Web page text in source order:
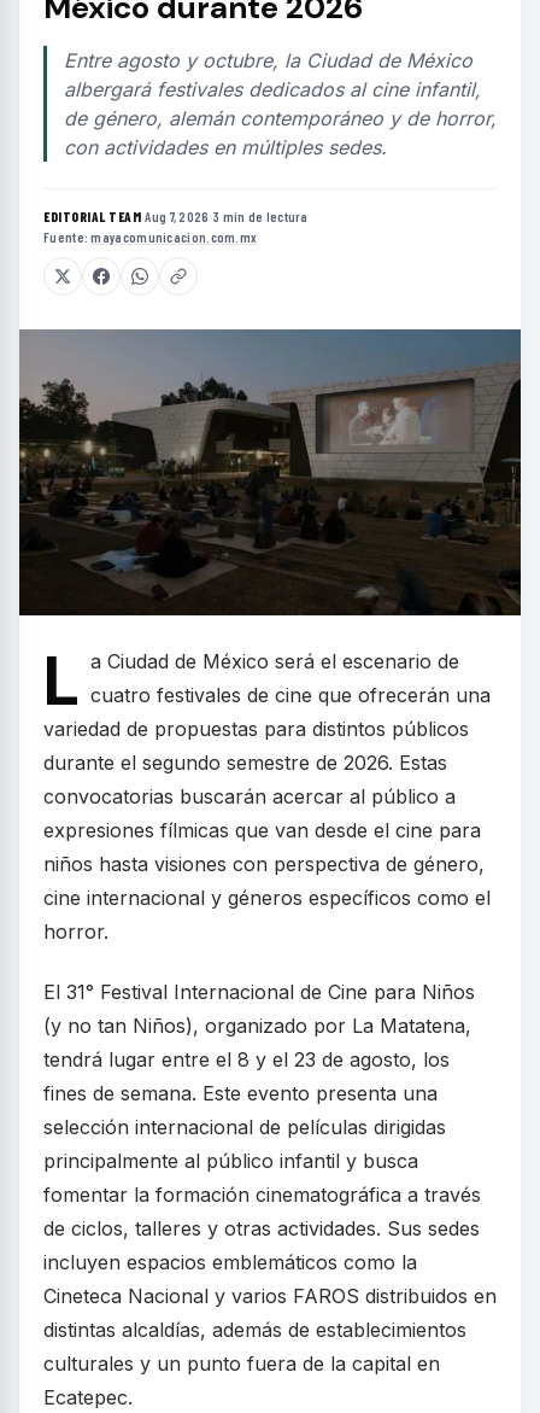
Entre agosto y octubre, la Ciudad de México
albergará festivales dedicados al cine infantil,
de género, alemán contemporáneo y de horror,
con actividades en múltiples sedes.
EDITORIAL TEAM·Aug 7, 2026 ·3 min de lectura ·
Fuente:mayacomunicacion.com.mx
L a Ciudad de México será el escenario de
cuatro festivales de cine que ofrecerán una
variedad de propuestas para distintos públicos
durante el segundo semestre de 2026. Estas
convocatorias buscarán acercar al público a
expresiones fílmicas que van desde el cine para
niños hasta visiones con perspectiva de género,
cine internacional y géneros específicos como el
horror.
El 31° Festival Internacional de Cine para Niños
(y no tan Niños), organizado por La Matatena,
tendrá lugar entre el 8 y el 23 de agosto, los
fines de semana. Este evento presenta una
selección internacional de películas dirigidas
principalmente al público infantil y busca
fomentar la formación cinematográfica a través
de ciclos, talleres y otras actividades. Sus sedes
incluyen espacios emblemáticos como la
Cineteca Nacional y varios FAROS distribuidos en
distintas alcaldías, además de establecimientos
culturales y un punto fuera de la capital en
Ecatepec.